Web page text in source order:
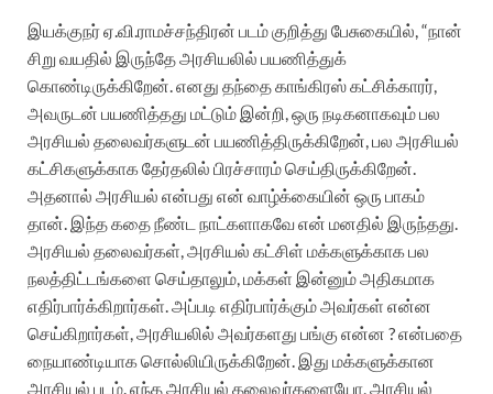
இயக்குநர் ஏ.வி.ராமச்சந்திரன் படம் குறித்து பேசுகையில், “நான்
சிறு வயதில் இருந்தே அரசியலில் பயணித்துக்
கொண்டிருக்கிறேன். எனது தந்தை காங்கிரஸ் கட்சிக்காரர்,
அவருடன் பயணித்தது மட்டும் இன்றி, ஒரு நடிகனாகவும் பல
அரசியல் தலைவர்களுடன் பயணித்திருக்கிறேன், பல அரசியல்
கட்சிகளுக்காக தேர்தலில் பிரச்சாரம் செய்திருக்கிறேன்.
அதனால் அரசியல் என்பது என் வாழ்க்கையின் ஒரு பாகம்
தான். இந்த கதை நீண்ட நாட்களாகவே என் மனதில் இருந்தது.
அரசியல் தலைவர்கள், அரசியல் கட்சிள் மக்களுக்காக பல
நலத்திட்டங்களை செய்தாலும், மக்கள் இன்னும் அதிகமாக
எதிர்பார்க்கிறார்கள். அப்படி எதிர்பார்க்கும் அவர்கள் என்ன
செய்கிறார்கள், அரசியலில் அவர்களது பங்கு என்ன ? என்பதை
நையாண்டியாக சொல்லியிருக்கிறேன். இது மக்களுக்கான
அரசியல் படம். எந்த அரசியல் தலைவர்களையோ, அரசியல்